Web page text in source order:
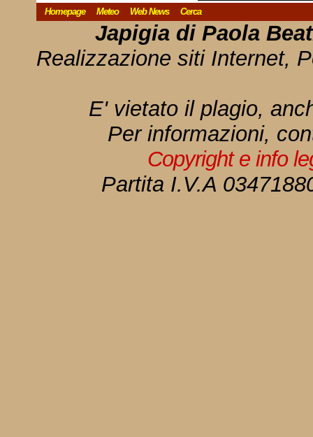
Homepage Meteo Web News Cerca
Japigia di Paola
Realizzazione siti Internet,
E' vietato il plagio,
Per informazioni,
Copyright e info
Partita I.V.A